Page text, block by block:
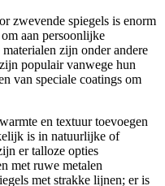
zwevende spiegels is enorm
aan persoonlijke
zijn onder andere
populair vanwege hun
van speciale coatings om
en textuur toevoegen
is in natuurlijke of
er talloze opties
met ruwe metalen
met strakke lijnen; er is